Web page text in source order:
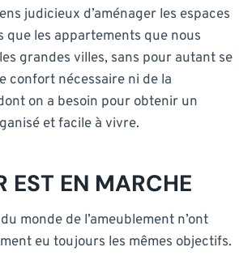
judicieux d’aménager les espaces
que les appartements que nous
grandes villes, sans pour autant se
confort nécessaire ni de la
on a besoin pour obtenir un
et facile à vivre.
EST EN MARCHE
monde de l’ameublement n’ont
eu toujours les mêmes objectifs.